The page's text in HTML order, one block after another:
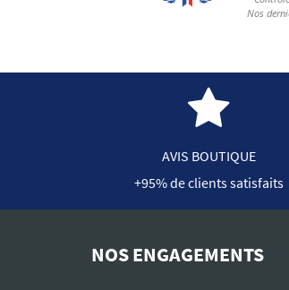
AVIS BOUTIQUE
+95% de clients satisfaits
NOS ENGAGEMENTS